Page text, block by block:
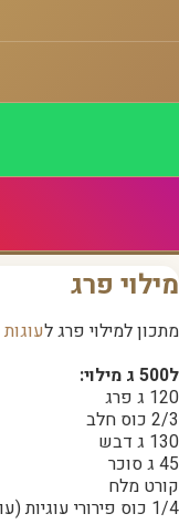
מילוי פרג
מתכון למילוי פרג ל
ל500 ג מילוי:
120 ג פרג
2/3 כוס חלב
130 ג דבש
45 ג סוכר
קורט מלח
1/4 כוס פירורי עוגיות (עוגיות חמאה)